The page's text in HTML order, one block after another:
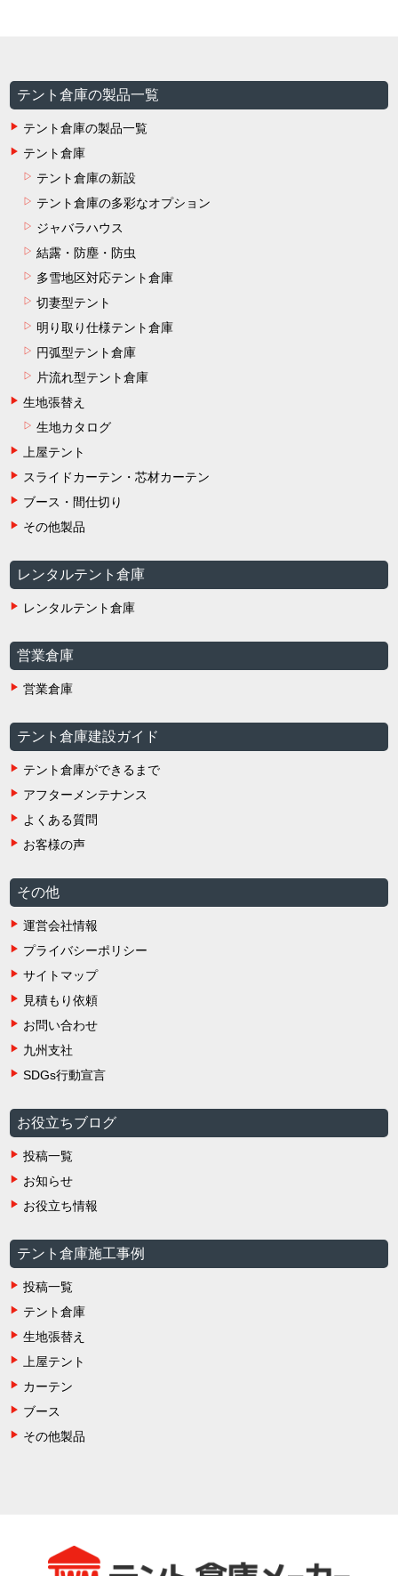
テント倉庫の製品一覧
テント倉庫の製品一覧
テント倉庫
テント倉庫の新設
テント倉庫の多彩なオプション
ジャバラハウス
結露・防塵・防虫
多雪地区対応テント倉庫
切妻型テント
明り取り仕様テント倉庫
円弧型テント倉庫
片流れ型テント倉庫
生地張替え
生地カタログ
上屋テント
スライドカーテン・芯材カーテン
ブース・間仕切り
その他製品
レンタルテント倉庫
レンタルテント倉庫
営業倉庫
営業倉庫
テント倉庫建設ガイド
テント倉庫ができるまで
アフターメンテナンス
よくある質問
お客様の声
その他
運営会社情報
プライバシーポリシー
サイトマップ
見積もり依頼
お問い合わせ
九州支社
SDGs行動宣言
お役立ちブログ
投稿一覧
お知らせ
お役立ち情報
テント倉庫施工事例
投稿一覧
テント倉庫
生地張替え
上屋テント
カーテン
ブース
その他製品